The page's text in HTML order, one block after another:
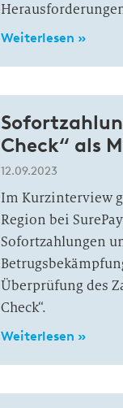
Weiterlesen »
Check“ als
12.09.2023
Im Kurzinterview
Region bei
Sofortzahlungen
Überprüfung des
Check“.
Weiterlesen »